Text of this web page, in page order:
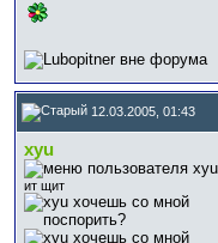
12.03.2005, 01:43
xyu
ит щит